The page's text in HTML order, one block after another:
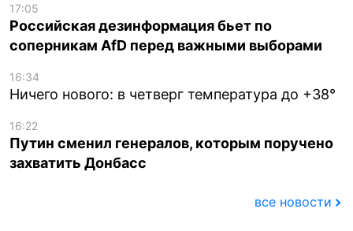
17:05
Российская дезинформация бьет по
соперникам AfD перед важными выборами
16:34
Ничего нового: в четверг температура до +38°
16:22
Путин сменил генералов, которым поручено
захватить Донбасс
все новости